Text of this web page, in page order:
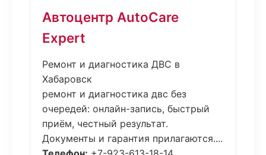
Автоцентр AutoCare
Expert
Ремонт и диагностика ДВС в
Хабаровск
ремонт и диагностика двс без
очередей: онлайн-запись, быстрый
приём, честный результат.
Документы и гарантия прилагаются....